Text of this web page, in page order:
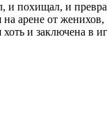
и похищал, и
арене от
и заключена в